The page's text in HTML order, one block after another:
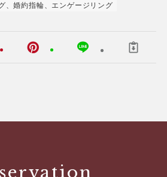
、婚約指輪、エンゲージリング